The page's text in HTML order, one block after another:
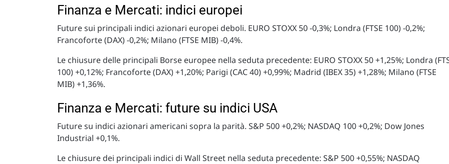
Finanza e Mercati: indici europei
Future sui principali indici azionari europei deboli. EURO STOXX 50 -0,3%; Londra (FTSE 100) -0,2%;
Francoforte (DAX) -0,2%; Milano (FTSE MIB) -0,4%.
Le chiusure delle principali Borse europee nella seduta precedente: EURO STOXX 50 +1,25%; Londra
100) +0,12%; Francoforte (DAX) +1,20%; Parigi (CAC 40) +0,99%; Madrid (IBEX 35) +1,28%; Milano (FTSE
MIB) +1,36%.
Finanza e Mercati: future su indici USA
Future su indici azionari americani sopra la parità. S&P 500 +0,2%; NASDAQ 100 +0,2%; Dow Jones
Industrial +0,1%.
Le chiusure dei principali indici di Wall Street nella seduta precedente: S&P 500 +0,55%; NASDAQ